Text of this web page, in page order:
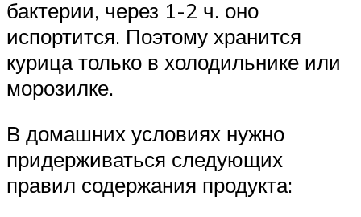
бактерии, через 1-2 ч. оно
испортится. Поэтому хранится
курица только в холодильнике или
морозилке.
В домашних условиях нужно
придерживаться следующих
правил содержания продукта: